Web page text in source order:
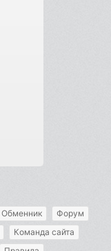
Обменник
Форум
Команда сайта